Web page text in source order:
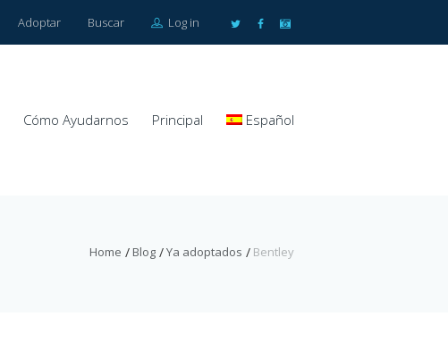
Adoptar Buscar Log in
Cómo Ayudarnos Principal Español
Home Blog Ya adoptados Bentley